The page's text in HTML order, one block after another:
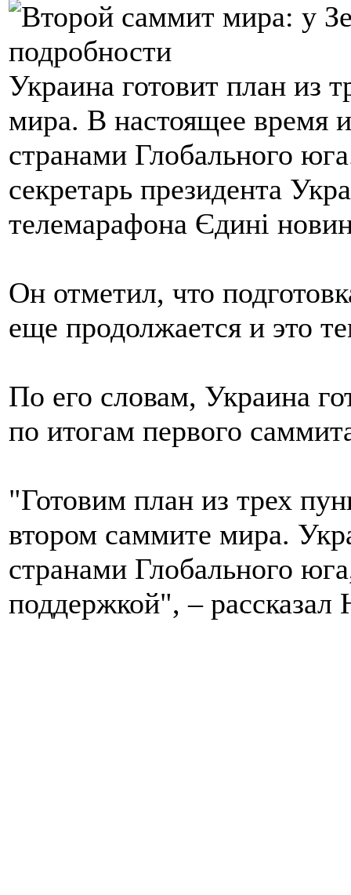
Украина готовит план из
мира. В настоящее время
странами Глобального
секретарь президента
телемарафона Єдині
Он отметил, что
еще продолжается и это
По его словам, Украина
по итогам первого
"Готовим план из трех
втором саммите мира.
странами Глобального
поддержкой", –